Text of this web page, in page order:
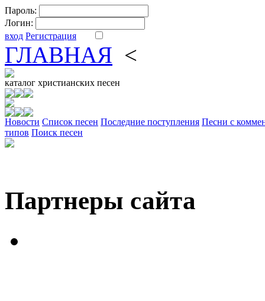
Пароль:
Логин:
вход Регистрация
ГЛАВНАЯ <
каталог христианских песен
Новости Cписок песен Последние поступления Песни с
типов Поиск песен
Партнеры сайта